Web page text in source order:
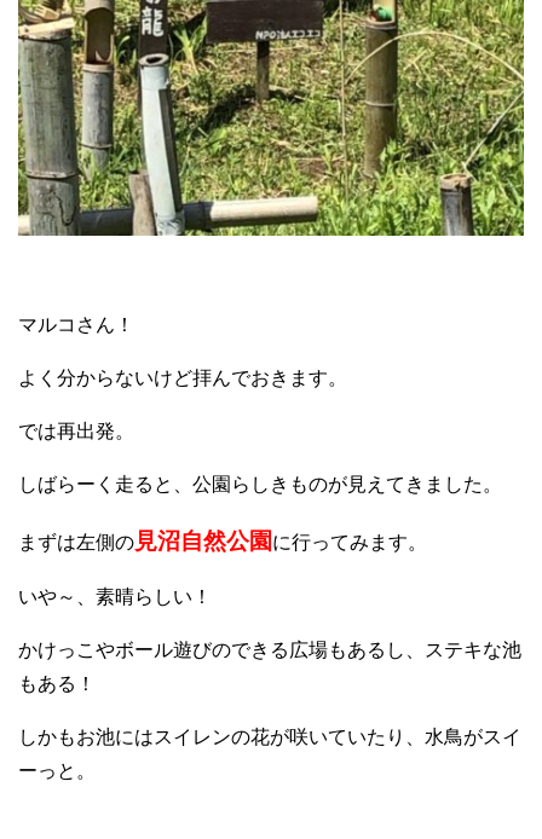
マルコさん！
よく分からないけど拝んでおきます。
では再出発。
しばらーく走ると、公園らしきものが見えてきました。
まずは左側の 見沼自然公園 に行ってみます。
いや～、素晴らしい！
かけっこやボール遊びのできる広場もあるし、ステキな池
もある！
しかもお池にはスイレンの花が咲いていたり、水鳥がスイ
ーっと。